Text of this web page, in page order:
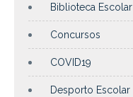
Biblioteca Escolar
Concursos
COVID19
Desporto Escolar